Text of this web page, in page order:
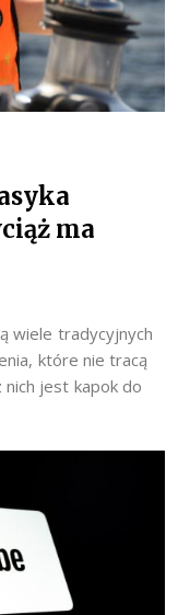
ma
wiele tradycyjnych
które nie tracą
nich jest kapok do